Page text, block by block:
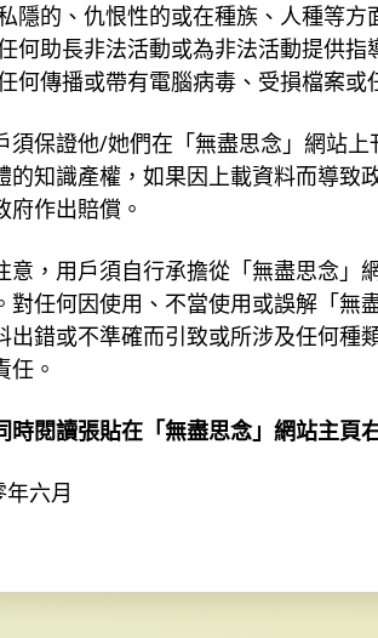
隱的、仇恨性的或在種族、人種等
何助長非法活動或為非法活動提供指
何傳播或帶有電腦病毒、受損檔案
須保證他∕她們在「無盡思念」網站
的知識產權，如果因上載資料而導致
府作出賠償。
意，用戶須自行承擔從「無盡思念」
對任何因使用、不當使用或誤解「無
出錯或不準確而引致或所涉及任何種
任。
時閱讀張貼在「無盡思念」網站主頁
六月